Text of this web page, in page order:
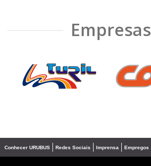
Empresas
❮
Conhecer URUBUS Redes Sociais Imprensa Empregos